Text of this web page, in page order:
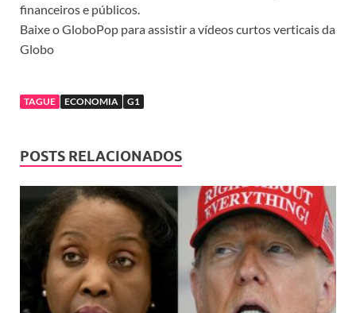
financeiros e públicos.
Baixe o GloboPop para assistir a vídeos curtos verticais da
Globo
TAGUE ECONOMIA G1
POSTS RELACIONADOS